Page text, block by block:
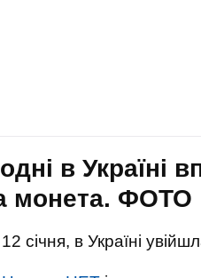
в Україні
монета. ФОТО
12 січня, в Україні